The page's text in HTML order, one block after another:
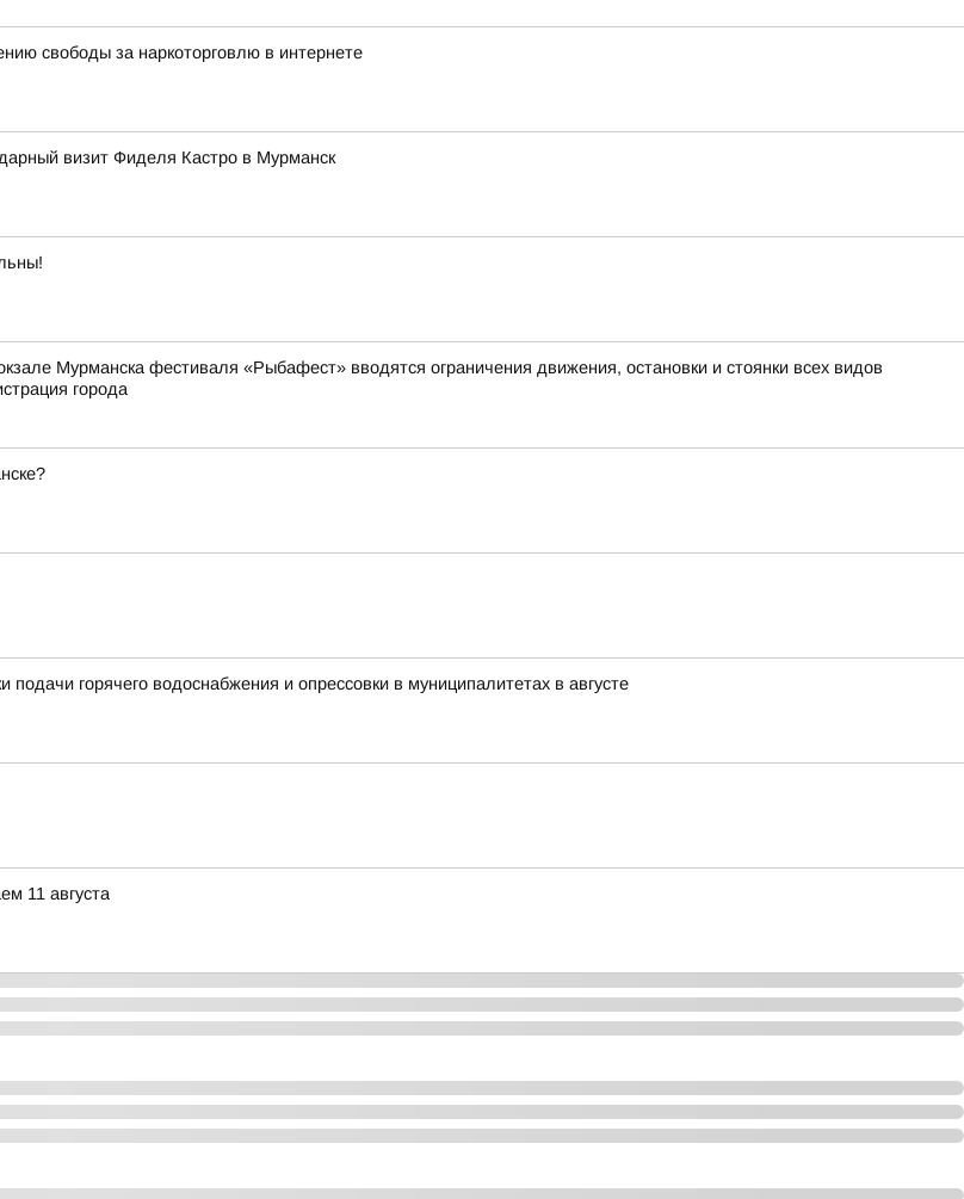
свободы за наркоторговлю в интернете
визит Фиделя Кастро в Мурманск
Мурманска фестиваля «Рыбафест» вводятся ограничения движения, остановки и стоянки всех видов
города
горячего водоснабжения и опрессовки в муниципалитетах в августе
11 августа